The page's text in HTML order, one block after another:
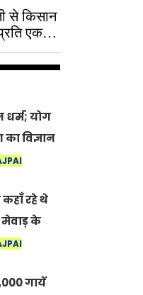
से किसान
एकड़
धर्म; योग
विज्ञान
दिवस
कहाँ रहे थे
मेवाड़ के
गायें